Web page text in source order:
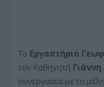
Το Εργαστήριο
τον Καθηγητή
συνεργασία με τα